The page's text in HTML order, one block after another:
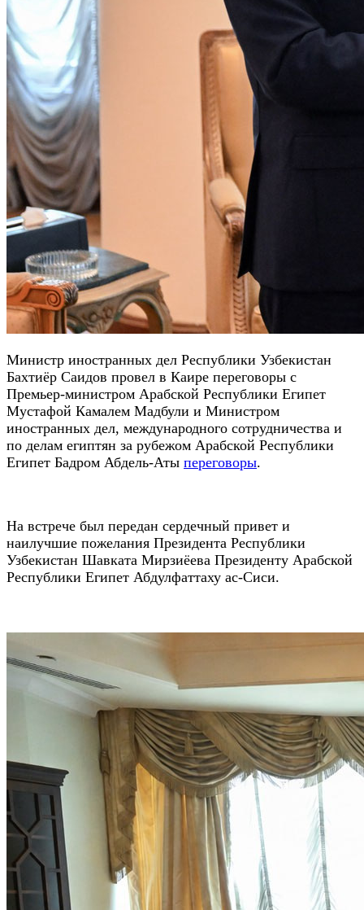
Министр иностранных дел Республики Узбекистан
Бахтиёр Саидов провел в Каире переговоры с
Премьер-министром Арабской Республики Египет
Мустафой Камалем Мадбули и Министром
иностранных дел, международного сотрудничества и
по делам египтян за рубежом Арабской Республики
Египет Бадром Абдель-Аты переговоры.
На встрече был передан сердечный привет и
наилучшие пожелания Президента Республики
Узбекистан Шавката Мирзиёева Президенту Арабской
Республики Египет Абдулфаттаху ас-Сиси.